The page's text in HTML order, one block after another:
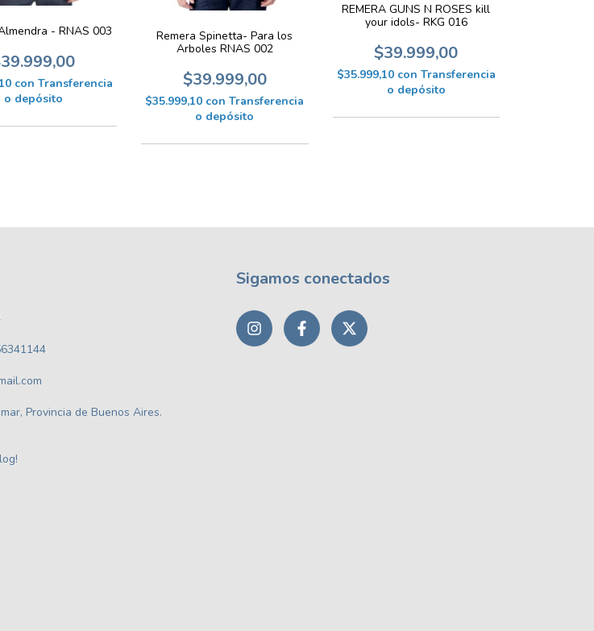
- RNAS 003
con Transferencia
o depósito
Remera Spinetta- Para los
Arboles RNAS 002
$39.999,00
$35.999,10 con Transferencia
o depósito
REMERA GUNS N ROSES kill
your idols- RKG 016
$39.999,00
$35.999,10 con Transferencia
o depósito
Provincia de Buenos Aires.
Sigamos conectados